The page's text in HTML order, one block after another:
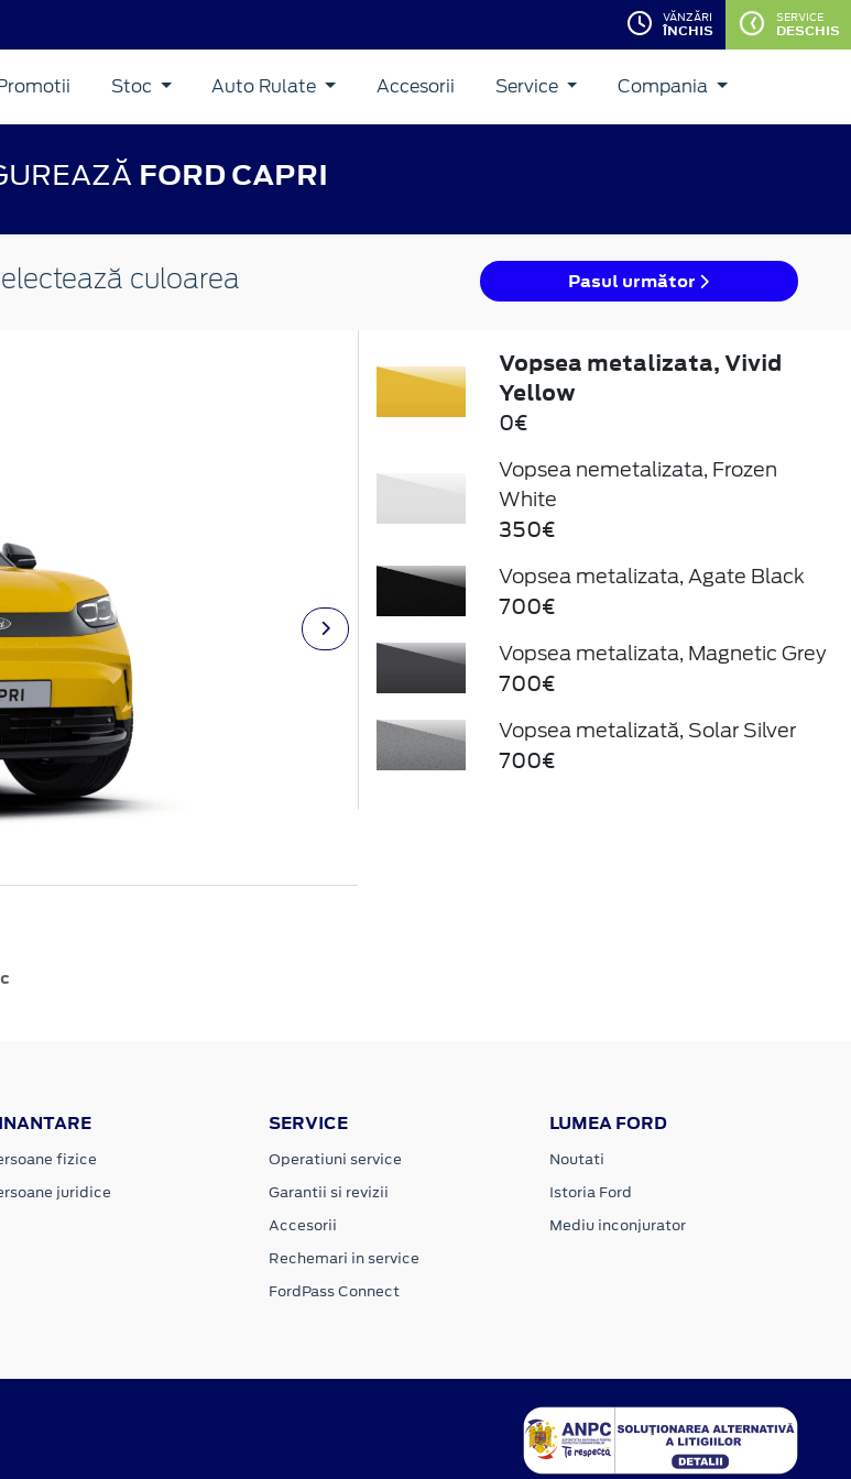
VĂNZĂRI
ÎNCHIS
SERVICE
DESCHIS
Stoc Auto Rulate Accesorii Service Compania
FORD CAPRI
culoarea Pasul următor
Vopsea metalizata, Vivid
Yellow
0€
Vopsea nemetalizata, Frozen
White
350€
Vopsea metalizata, Agate Black
700€
Vopsea metalizata, Magnetic Grey
700€
Vopsea metalizată, Solar Silver
700€
fizice
juridice
SERVICE
Operatiuni service
Garantii si revizii
Accesorii
Rechemari in service
FordPass Connect
LUMEA FORD
Noutati
Istoria Ford
Mediu inconjurator